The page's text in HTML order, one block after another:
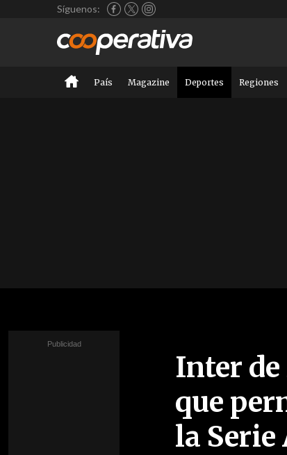
Síguenos:
País Magazine Deportes Regiones
Inter
que
la Serie